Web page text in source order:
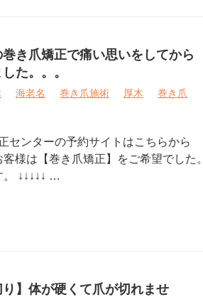
巻き爪矯正で痛い思いをしてから
た。。。
海老名 巻き爪施術 厚木
巻き爪
センターの予約サイトはこちらから
様は【巻き爪矯正】をご希望でした。
↓↓↓↓↓ …
り】体が硬くて爪が切れませ